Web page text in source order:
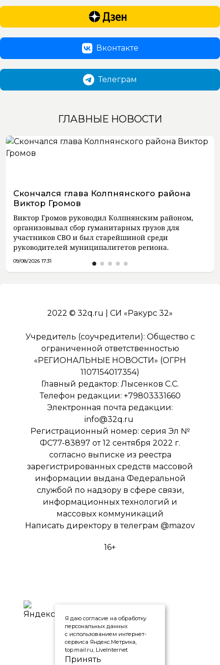
Вконтакте
Телеграм
ГЛАВНЫЕ НОВОСТИ
Скончался глава Колпнянского района
Виктор Громов
Виктор Громов руководил Колпнянским районом,
организовывал сбор гуманитарных грузов для
участников СВО и был старейшиной среди
руководителей муниципалитетов региона.
09/08/2026 17:31
2022 © 32q.ru | СИ «Ракурс 32»
Учредитель (соучредители): Общество с
ограниченной ответственностью
«РЕГИОНАЛЬНЫЕ НОВОСТИ» (ОГРН
1107154017354)
Главный редактор: Лысенков С.С.
Телефон редакции: +79803331660
Электронная почта редакции:
info@32q.ru
Регистрационный номер: серия Эл №
ФС77-83897 от 12 сентября 2022 г.
согласно выписке из реестра
зарегистрированных средств массовой
информации выдана Федеральной
службой по надзору в сфере связи,
информационных технологий и
массовых коммуникаций
Написать директору в телеграм @mazov
16+
Я даю согласие на обработку
персональных данных
с использованием интернет-
сервиса Яндекс.Метрика,
top.mail.ru, LiveInternet
Принять